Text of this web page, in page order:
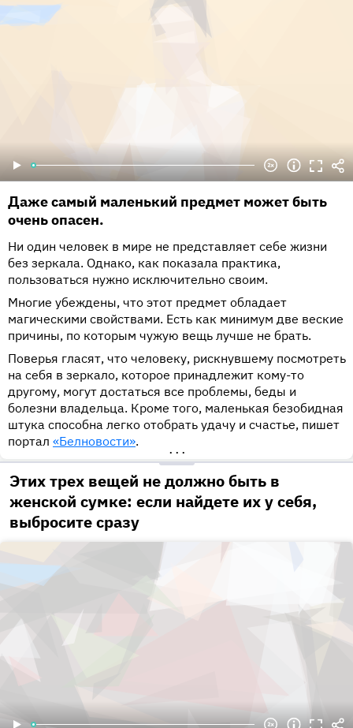
Даже самый маленький предмет может быть
очень опасен.
Ни один человек в мире не представляет себе жизни
без зеркала. Однако, как показала практика,
пользоваться нужно исключительно своим.
Многие убеждены, что этот предмет обладает
магическими свойствами. Есть как минимум две веские
причины, по которым чужую вещь лучше не брать.
Поверья гласят, что человеку, рискнувшему посмотреть
на себя в зеркало, которое принадлежит кому-то
другому, могут достаться все проблемы, беды и
болезни владельца. Кроме того, маленькая безобидная
штука способна легко отобрать удачу и счастье, пишет
портал «Белновости».
•••
Этих трех вещей не должно быть в
женской сумке: если найдете их у себя,
выбросите сразу